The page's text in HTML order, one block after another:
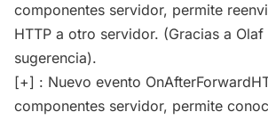
componentes servidor, permite
HTTP a otro servidor. (Gracias a
sugerencia).
[+] : Nuevo evento
componentes servidor, permite